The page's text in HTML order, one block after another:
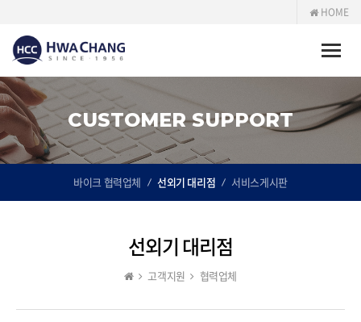
HOME
Toggle
CUSTOMER SUPPORT
바이크 협력업체 선외기 대리점 서비스게시판
선외기 대리점
고객지원 협력업체